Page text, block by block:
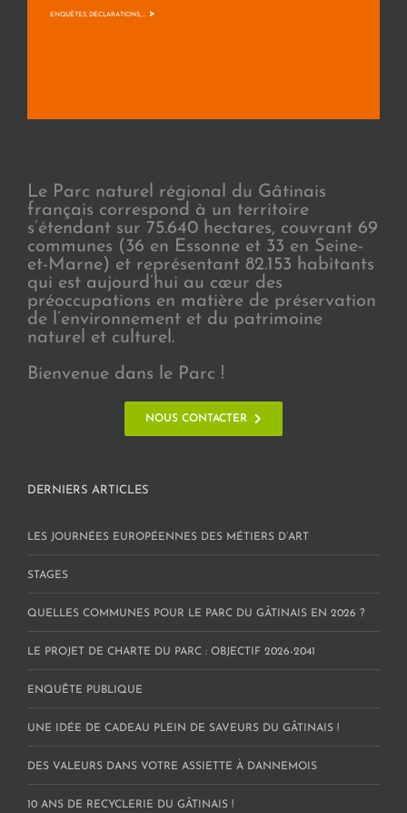
ENQUÊTES, DÉCLARATIONS, ... >
Le Parc naturel régional du Gâtinais
français correspond à un territoire
s’étendant sur 75.640 hectares, couvrant 69
communes (36 en Essonne et 33 en Seine-
et-Marne) et représentant 82.153 habitants
qui est aujourd’hui au cœur des
préoccupations en matière de préservation
de l’environnement et du patrimoine
naturel et culturel.
Bienvenue dans le Parc !
NOUS CONTACTER
DERNIERS ARTICLES
LES JOURNÉES EUROPÉENNES DES MÉTIERS D’ART
STAGES
QUELLES COMMUNES POUR LE PARC DU GÂTINAIS EN 2026 ?
LE PROJET DE CHARTE DU PARC : OBJECTIF 2026-2041
ENQUÊTE PUBLIQUE
UNE IDÉE DE CADEAU PLEIN DE SAVEURS DU GÂTINAIS !
DES VALEURS DANS VOTRE ASSIETTE À DANNEMOIS
10 ANS DE RECYCLERIE DU GÂTINAIS !